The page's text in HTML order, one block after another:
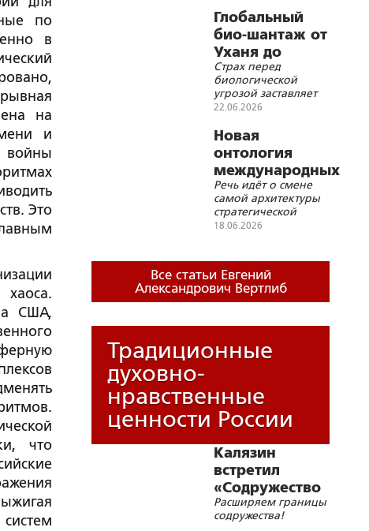
по
в
на
и
войны
Это
США,
что
Глобальный
био-шантаж от
Уханя до
Украины
Страх перед
биологической
угрозой заставляет
людей добровольно
«электронного
22.06.2026
Новая
онтология
международных
отношений
Речь идёт о смене
самой архитектуры
стратегической
реальности
18.06.2026
Все статьи Евгений
Александрович Вертлиб
Традиционные
духовно-
нравственные
ценности России
Калязин
встретил
«Содружество
православной
молодёжи»
Расширяем границы
содружества!